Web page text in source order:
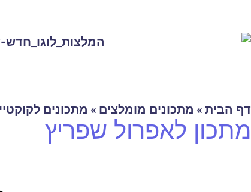
דף הבית » מתכונים מומלצים » מתכונים
מתכון לאפרול שפריץ